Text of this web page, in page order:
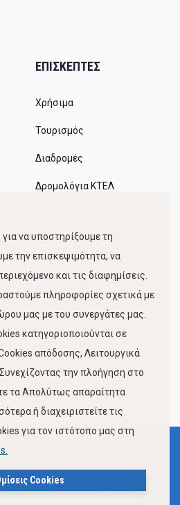
ΕΠΙΣΚΕΠΤΕΣ
Χρήσιμα
Τουρισμός
Διαδρομές
Δρομολόγια ΚΤΕΛ
Κίνηση Λιμένος
Προσωπικών Δεδομένων
να υποστηρίξουμε τη
την επισκεψιμότητα, να
και τις διαφημίσεις.
πληροφορίες σχετικά με
μας με του συνεργάτες μας.
κατηγοριοποιούνται σε
απόδοσης, Λειτουργικά
την πλοήγηση στο
τα Απολύτως απαραίτητα
ή διαχειριστείτε τις
για τον ιστότοπο μας στη
Cookies